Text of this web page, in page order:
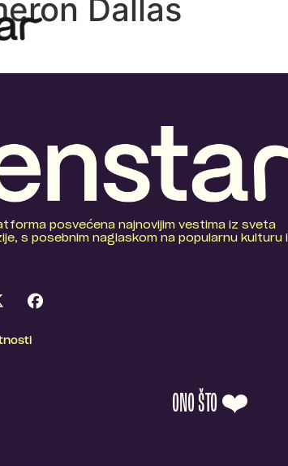
Dallas
posvećena najnovijim vestima iz sveta
s posebnim naglaskom na popularnu kulturu i
ONO ŠTO ❤️